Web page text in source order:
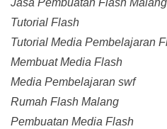
Jasa Pembuatan Flash Malang
Tutorial Flash
Tutorial Media Pembelajaran
Membuat Media Flash
Media Pembelajaran swf
Rumah Flash Malang
Pembuatan Media Flash